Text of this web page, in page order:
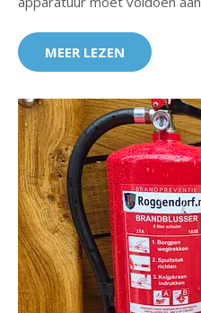
MEER LEZEN